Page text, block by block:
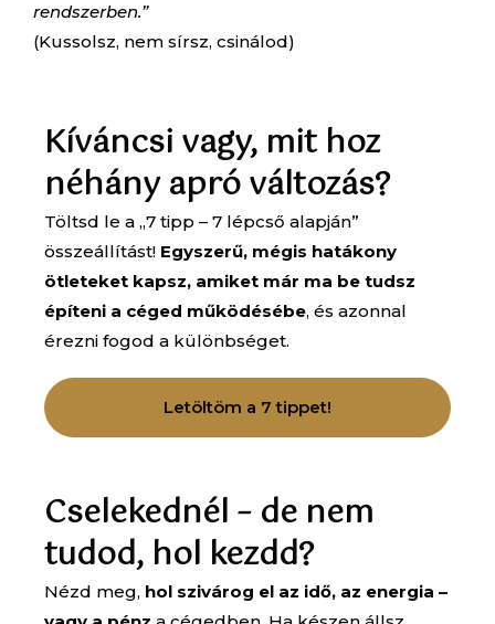
rendszerben.”
(Kussolsz, nem sírsz, csinálod)
Kíváncsi vagy, mit hoz
néhány apró változás?
Töltsd le a „7 tipp – 7 lépcső alapján”
összeállítást! Egyszerű, mégis hatákony
ötleteket kapsz, amiket már ma be tudsz
építeni a céged működésébe, és azonnal
érezni fogod a különbséget.
Letöltöm a 7 tippet!
Cselekednél – de nem
tudod, hol kezdd?
Nézd meg, hol szivárog el az idő, az energia –